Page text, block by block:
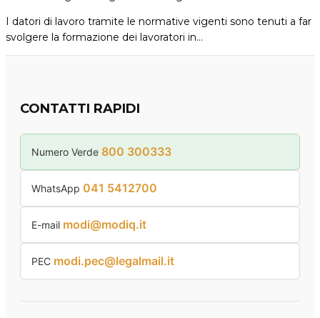
I datori di lavoro tramite le normative vigenti sono tenuti a far
svolgere la formazione dei lavoratori in…
CONTATTI RAPIDI
Numero Verde 800 300333
WhatsApp 041 5412700
E-mail modi@modiq.it
PEC modi.pec@legalmail.it